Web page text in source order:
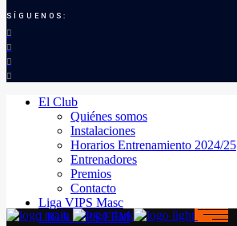
SÍGUENOS:
El Club
Quiénes somos
Instalaciones
Horarios Entrenamiento 2024/25
Entrenadores
Premios
Contacto
Liga VIPS Masc
LIGA VIPS FEM